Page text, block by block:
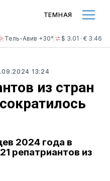
Тель-Авив +30° $ 3.01 · € 3.46
ТЕМНАЯ
13:24
из стран
2024 года в
репатриантов из